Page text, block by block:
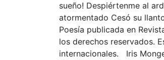
sueño! Despiértenme al
atormentado Cesó su
Poesía publicada en
los derechos reservados.
internacionales. Iris